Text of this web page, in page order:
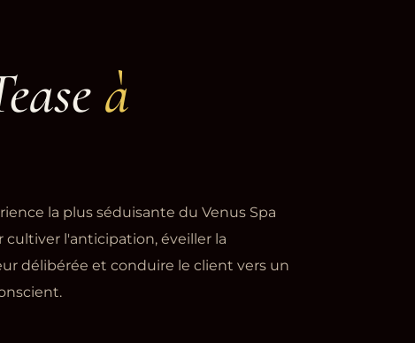
à
la plus séduisante du Venus Spa
cultiver l'anticipation, éveiller la
délibérée et conduire le client vers un